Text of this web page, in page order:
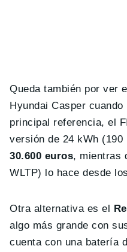
Queda también por ver
Hyundai Casper
principal referencia, el
versión de 24 kWh
30.600 euros, mientras
WLTP) lo hace desde
Otra alternativa es el
algo más grande con
cuenta con una batería